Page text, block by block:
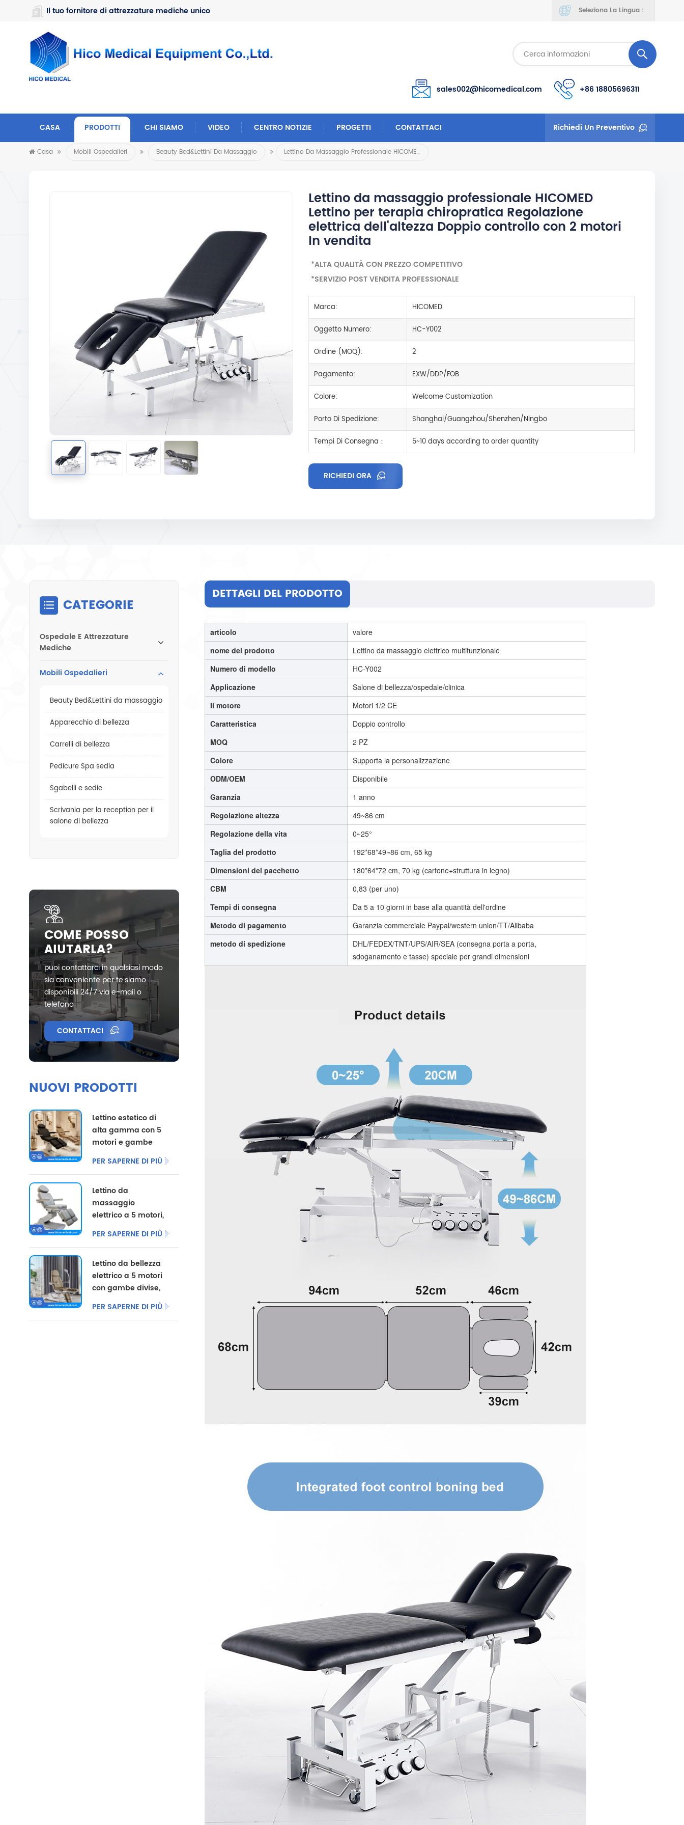
https://www.microsoft.com/en-us/microsoft-teams/log-in
Il tuo fornitore di attrezzature mediche unico Seleziona La Lingua :
sales002@hicomedical.com +86 18805696311
CASA PRODOTTI CHI SIAMO VIDEO CENTRO NOTIZIE PROGETTI CONTATTACI Richiedi Un Preventivo
Casa Mobili Ospedalieri Beauty Bed&Lettini Da Massaggio Lettino Da Massaggio Professionale HICOMED Lettino Per Terapia Chiropratica Regolazione Elettrica Dell'altezza Doppio Controllo Con 2 Motori In Vendita
Lettino da massaggio professionale HICOMED
Lettino per terapia chiropratica Regolazione
elettrica dell'altezza Doppio controllo con 2 motori
In vendita
*ALTA QUALITÀ CON PREZZO COMPETITIVO
*SERVIZIO POST VENDITA PROFESSIONALE
Marca: HICOMED
Oggetto Numero: HC-Y002
Ordine (MOQ): 2
Pagamento: EXW/DDP/FOB
Colore: Welcome Customization
Porto Di Spedizione: Shanghai/Guangzhou/Shenzhen/Ningbo
Tempi Di Consegna： 5~10 days according to order quantity
RICHIEDI ORA
DETTAGLI DEL PRODOTTO
articolo
valore
nome del prodotto
Lettino da massaggio elettrico multifunzionale
Numero di modello
HC-Y002
Applicazione
Salone di bellezza/ospedale/clinica
Il motore
Motori 1/2 CE
Caratteristica
Doppio controllo
MOQ
2 PZ
Colore
Supporta la personalizzazione
ODM/OEM
Disponibile
Garanzia
1 anno
Regolazione altezza
49~86 cm
Regolazione della vita
0~25°
Taglia del prodotto
192*68*49~86 cm, 65 kg
Dimensioni del pacchetto
180*64*72 cm, 70 kg (cartone+struttura in legno)
CBM
0,83 (per uno)
Tempi di consegna
Da 5 a 10 giorni in base alla quantità dell'ordine
Metodo di pagamento
Garanzia commerciale Paypal/western union/TT/Alibaba
metodo di spedizione
DHL/FEDEX/TNT/UPS/AIR/SEA (consegna porta a porta,
sdoganamento e tasse) speciale per grandi dimensioni
CATEGORIE
Ospedale E Attrezzature
Mediche
Mobili Ospedalieri
Beauty Bed&Lettini da massaggio
Apparecchio di bellezza
Carrelli di bellezza
Pedicure Spa sedia
Sgabelli e sedie
Scrivania per la reception per il
salone di bellezza
COME POSSO
AIUTARLA?
puoi contattarci in qualsiasi modo
sia conveniente per te.siamo
disponibili 24/7 via e-mail o
telefono
CONTATTACI
NUOVI PRODOTTI
Lettino estetico di
alta gamma con 5
motori e gambe
divise, disponibile
con opzioni di
personalizzate.
PER SAPERNE DI PIÙ
Lettino da
massaggio
elettrico a 5 motori,
pedicure
arredamento per
salone, lettino
elettrico per centri
di podologia, molto
venduto.
PER SAPERNE DI PIÙ
Lettino da bellezza
elettrico a 5 motori
con gambe divise,
commerciale.
PER SAPERNE DI PIÙ